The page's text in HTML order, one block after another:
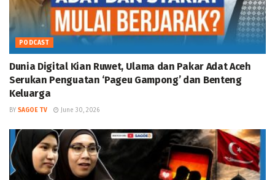
PODCAST
Dunia Digital Kian Ruwet, Ulama dan Pakar Adat Aceh
Serukan Penguatan ‘Pageu Gampong’ dan Benteng
Keluarga
BY SAGOE TV June 30, 2026